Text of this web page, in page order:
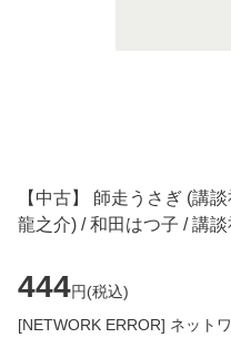
【中古】 師走うさぎ (講
龍之介) / 和田はつ子 / 講
444円(税込)
[NETWORK ERROR] ネット